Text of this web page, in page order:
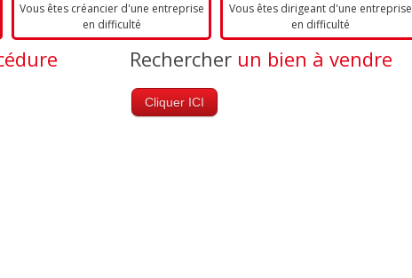
Vous êtes créancier d'une entreprise
en difficulté
Vous êtes dirigeant d'une entreprise
en difficulté
Rechercher un bien à vendre
Cliquer ICI